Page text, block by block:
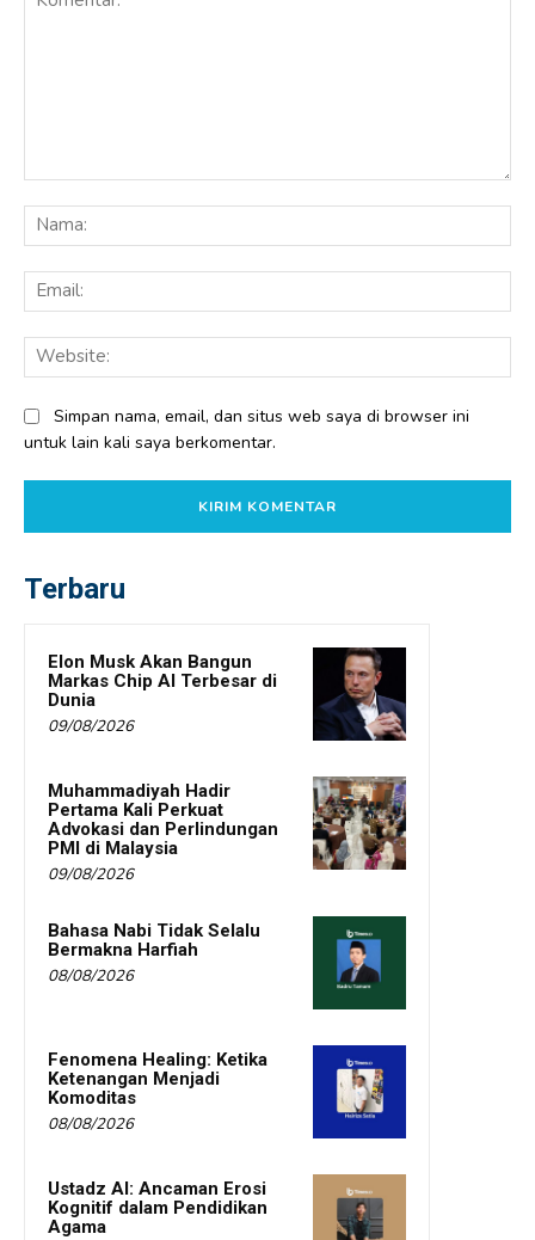
Simpan nama, email, dan situs web saya di browser ini
untuk lain kali saya berkomentar.
Terbaru
Elon Musk Akan Bangun
Markas Chip AI Terbesar di
Dunia
09/08/2026
Muhammadiyah Hadir
Pertama Kali Perkuat
Advokasi dan Perlindungan
PMI di Malaysia
09/08/2026
Bahasa Nabi Tidak Selalu
Bermakna Harfiah
08/08/2026
Fenomena Healing: Ketika
Ketenangan Menjadi
Komoditas
08/08/2026
Ustadz AI: Ancaman Erosi
Kognitif dalam Pendidikan
Agama